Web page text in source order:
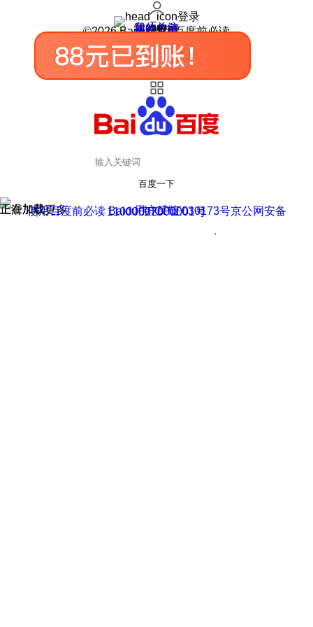
登录
我的关注
我的收藏
皮肤中心
用户反馈
设置
©2026 Baidu 使用百度前必读
百度一下
正在加载
上滑加载更多 用户反馈
使用百度前必读 Baidu 京ICP证030173号
京公网安备11000002000001号